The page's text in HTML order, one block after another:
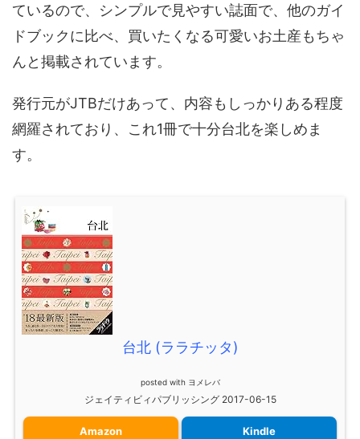
ているので、シンプルで見やすい誌面で、他のガイ
ドブックに比べ、買いたくなる可愛いお土産もちゃ
んと掲載されています。
発行元がJTBだけあって、内容もしっかりある程度
網羅されており、これ1冊で十分台北を楽しめま
す。
台北 (ララチッタ)
posted with ヨメレバ
ジェイティビィパブリッシング 2017-06-15
Amazon Kindle